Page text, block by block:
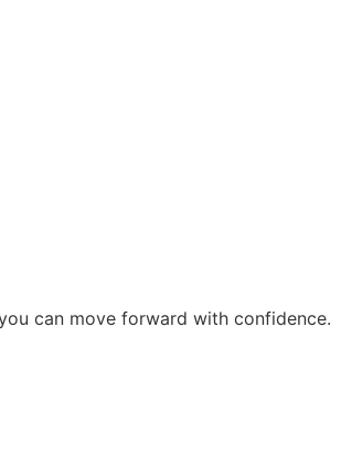
can move forward with confidence.